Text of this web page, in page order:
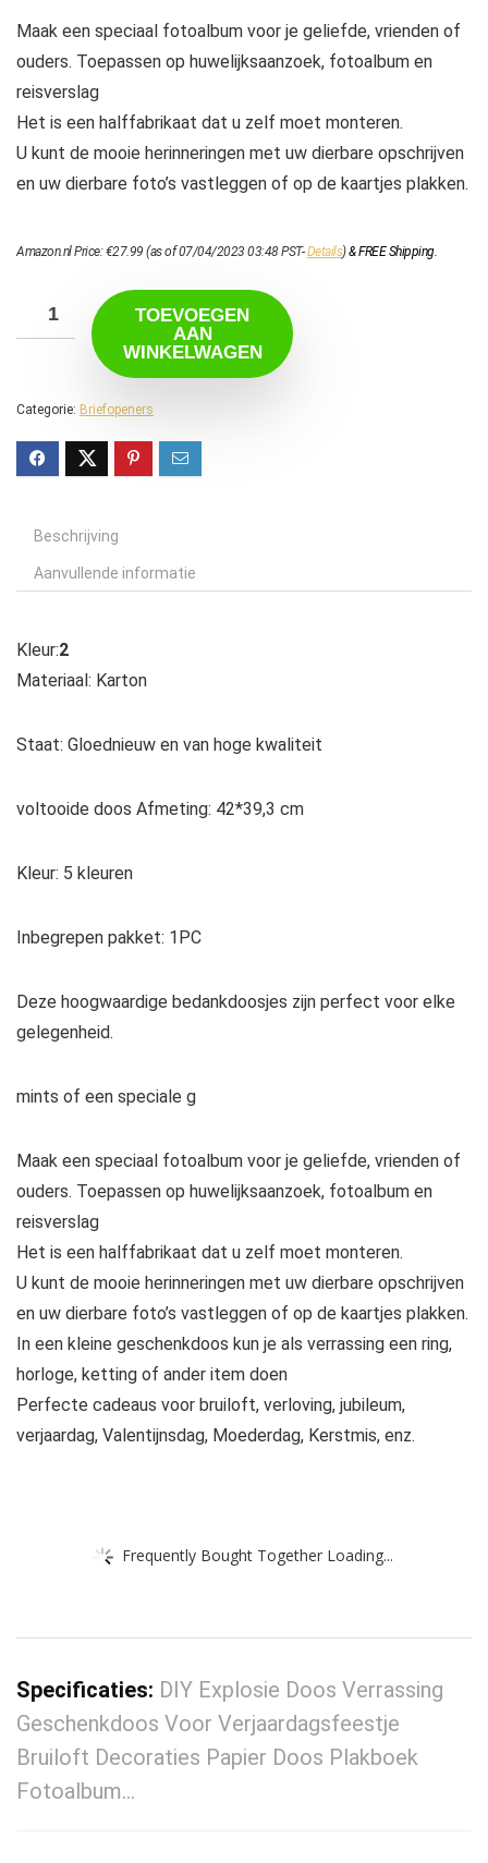
Maak een speciaal fotoalbum voor je geliefde, vrienden of
ouders. Toepassen op huwelijksaanzoek, fotoalbum en
reisverslag
Het is een halffabrikaat dat u zelf moet monteren.
U kunt de mooie herinneringen met uw dierbare opschrijven
en uw dierbare foto’s vastleggen of op de kaartjes plakken.
Amazon.nl Price:€27.99 (as of 07/04/2023 03:48 PST-Details)&FREE Shipping.
TOEVOEGEN
AAN
WINKELWAGEN
Categorie: Briefopeners
Beschrijving
Aanvullende informatie
Kleur:2
Materiaal: Karton
Staat: Gloednieuw en van hoge kwaliteit
voltooide doos Afmeting: 42*39,3 cm
Kleur: 5 kleuren
Inbegrepen pakket: 1PC
Deze hoogwaardige bedankdoosjes zijn perfect voor elke
gelegenheid.
mints of een speciale g
Maak een speciaal fotoalbum voor je geliefde, vrienden of
ouders. Toepassen op huwelijksaanzoek, fotoalbum en
reisverslag
Het is een halffabrikaat dat u zelf moet monteren.
U kunt de mooie herinneringen met uw dierbare opschrijven
en uw dierbare foto’s vastleggen of op de kaartjes plakken.
In een kleine geschenkdoos kun je als verrassing een ring,
horloge, ketting of ander item doen
Perfecte cadeaus voor bruiloft, verloving, jubileum,
verjaardag, Valentijnsdag, Moederdag, Kerstmis, enz.
Frequently Bought Together Loading...
Specificaties: DIY Explosie Doos Verrassing
Geschenkdoos Voor Verjaardagsfeestje
Bruiloft Decoraties Papier Doos Plakboek
Fotoalbum…